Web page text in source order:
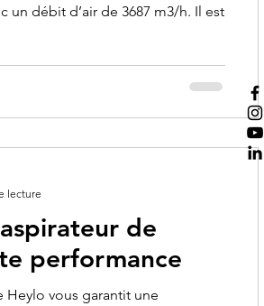
un débit d’air de 3687 m3/h. Il est
de
performance
Heylo vous garantit une
lecture